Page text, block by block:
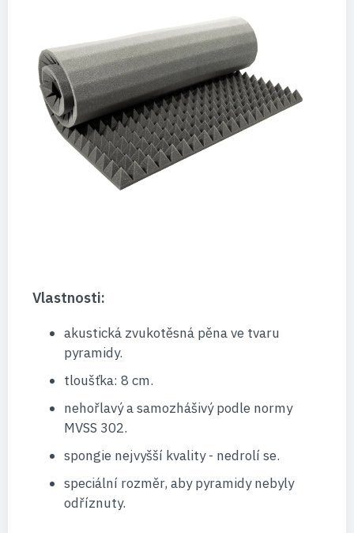
Vlastnosti:
akustická zvukotěsná pěna ve tvaru
pyramidy.
tloušťka: 8 cm.
nehořlavý a samozhášivý podle normy
MVSS 302.
spongie nejvyšší kvality - nedrolí se.
speciální rozměr, aby pyramidy nebyly
odříznuty.